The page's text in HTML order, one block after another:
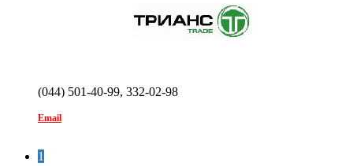
(044) 501-40-99, 332-02-98
Email
1